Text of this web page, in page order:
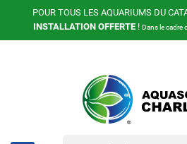
POUR TOUS LES AQUARIUMS DU
INSTALLATION OFFERTE! Dans le cadre